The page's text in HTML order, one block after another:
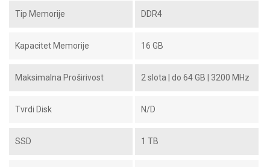
Tip Memorije DDR4
Kapacitet Memorije 16 GB
Maksimalna Proširivost 2 slota | do 64 GB | 3200 MHz
Tvrdi Disk N/D
SSD 1 TB